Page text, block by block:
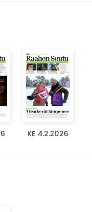
KE 4.2.2026